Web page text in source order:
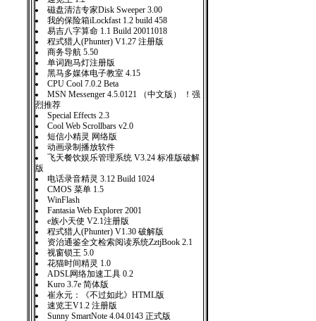
磁盘清洁专家Disk Sweeper 3.00
我的保险箱iLockfast 1.2 build 458
易吉八字算命 1.1 Build 20011018
程式猎人(Phunter) V1.27 注册版
商务导航 5.50
单词跑马灯注册版
黑马多媒体电子教室 4.15
CPU Cool 7.0.2 Beta
MSN Messenger 4.5.0121 （中文版） ！强
烈推荐
Special Effects 2.3
Cool Web Scrollbars v2.0
短信小精灵 网络版
动画录制播放软件
飞天餐饮娱乐管理系统 V3.24 标准版破解
版
电话录音精灵 3.12 Build 1024
CMOS 菜单 1.5
WinFlash
Fantasia Web Explorer 2001
e族小天使 V2.1注册版
程式猎人(Phunter) V1.30 破解版
资治通鉴全文检索阅读系统ZztjBook 2.1
视窗锁王 5.0
花猫时间精灵 1.0
ADSL网络加速工具 0.2
Kuro 3.7e 简体版
崔永元：《不过如此》HTML版
速览王V1.2 注册版
Sunny SmartNote 4.04.0143 正式版